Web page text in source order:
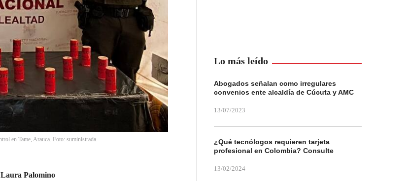
en Tame, Arauca. Foto: suministrada.
Laura Palomino
Lo más leído
Abogados señalan como irregulares
convenios ente alcaldía de Cúcuta y AMC
13/07/2023
¿Qué tecnólogos requieren tarjeta
profesional en Colombia? Consulte
13/02/2024